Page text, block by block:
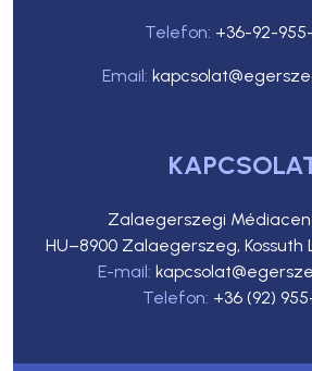
Telefon: +36-92-
Email:
Zalaegerszegi
HU–8900 Zalaegerszeg, Kossuth
E-mail:
Telefon: +36 (92)